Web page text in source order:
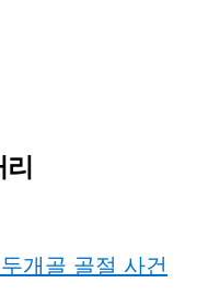
개골 골절 사건